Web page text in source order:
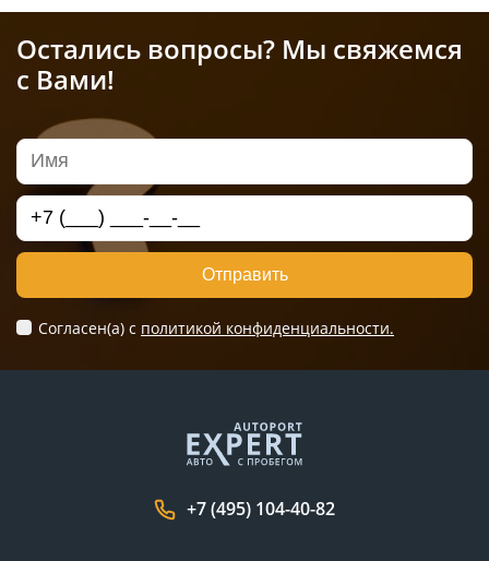
Остались вопросы? Мы свяжемся
с Вами!
Отправить
Согласен(а) c политикой конфиденциальности.
+7 (495) 104-40-82